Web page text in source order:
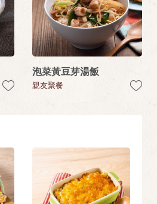
泡菜黃豆芽湯飯
親友聚餐